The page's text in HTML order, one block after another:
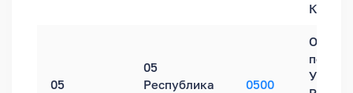
05
05
Республика
0500
УФНС